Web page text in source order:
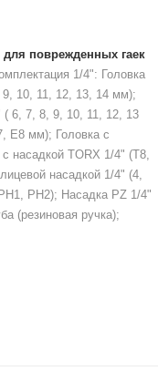
поврежденных гаек
1/4": Головка
10, 11, 12, 13, 14 мм);
( 6, 7, 8, 9, 10, 11, 12, 13
Е8 мм); Головка с
насадкой TORX 1/4" (T8,
насадкой 1/4" (4,
PH2); Насадка PZ 1/4"
(резиновая ручка);